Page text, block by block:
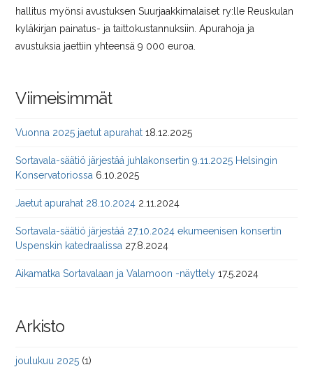
hallitus myönsi avustuksen Suurjaakkimalaiset ry:lle Reuskulan
kyläkirjan painatus- ja taittokustannuksiin. Apurahoja ja
avustuksia jaettiin yhteensä 9 000 euroa.
Viimeisimmät
Vuonna 2025 jaetut apurahat 18.12.2025
Sortavala-säätiö järjestää juhlakonsertin 9.11.2025 Helsingin
Konservatoriossa 6.10.2025
Jaetut apurahat 28.10.2024 2.11.2024
Sortavala-säätiö järjestää 27.10.2024 ekumeenisen konsertin
Uspenskin katedraalissa 27.8.2024
Aikamatka Sortavalaan ja Valamoon -näyttely 17.5.2024
Arkisto
joulukuu 2025 (1)